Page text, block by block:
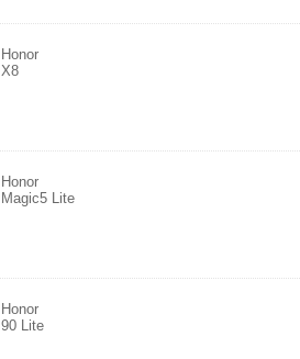
Honor
X8
Honor
Magic5 Lite
Honor
90 Lite